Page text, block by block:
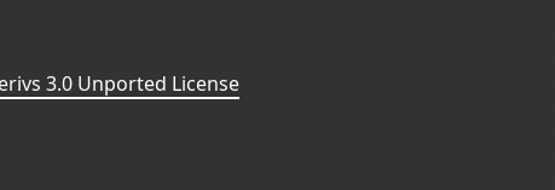
3.0 Unported License